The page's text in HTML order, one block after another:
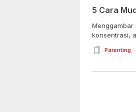
5 Cara
Menggambar
konsentrasi,
Parenting